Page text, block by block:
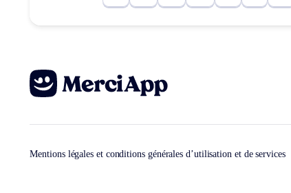
Mentions légales et conditions générales d’utilisation et de services